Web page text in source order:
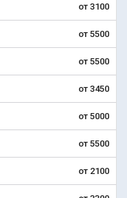
от 3100
от 5500
от 5500
от 3450
от 5000
от 5500
от 2100